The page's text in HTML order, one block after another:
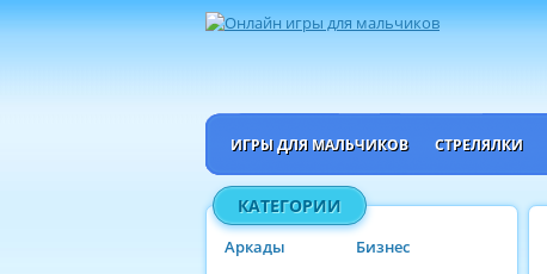
ИГРЫ ДЛЯ МАЛЬЧИКОВ СТРЕЛЯЛКИ
КАТЕГОРИИ
Аркады
Бизнес